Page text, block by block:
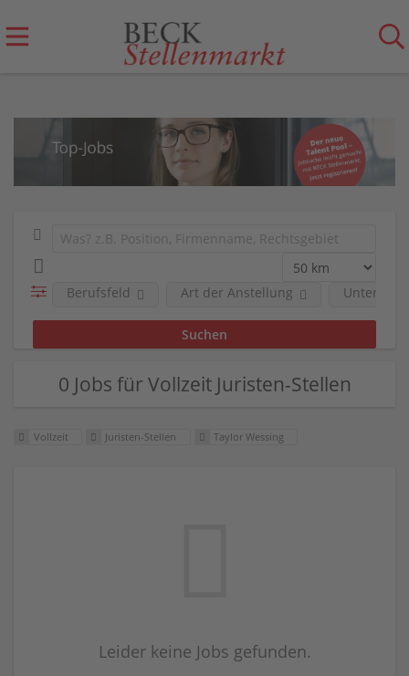
Berufsfeld Art der Anstellung
0 Jobs für Vollzeit Juristen-Stellen
Vollzeit Juristen-Stellen Taylor Wessing
Leider keine Jobs gefunden.